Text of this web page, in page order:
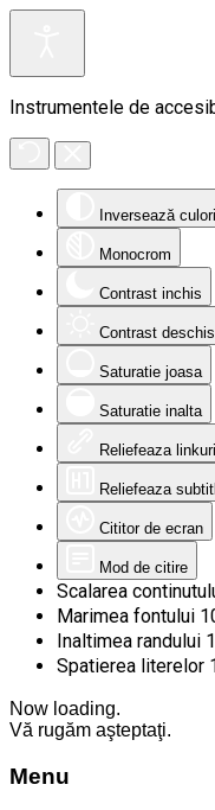
Instrumentele de
Inversează
Monocrom
Contrast inchis
Contrast deschis
Saturatie joasa
Saturatie inalta
Reliefeaza
Reliefeaza
Cititor de ecran
Mod de citire
Scalarea
Marimea fontului
Inaltimea randului
Spatierea literelor
Now loading.
Vă rugăm aşteptaţi.
Menu